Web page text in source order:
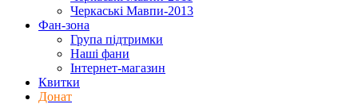
Черкаські Мавпи-2013
Фан-зона
Група підтримки
Наші фани
Інтернет-магазин
Квитки
Донат